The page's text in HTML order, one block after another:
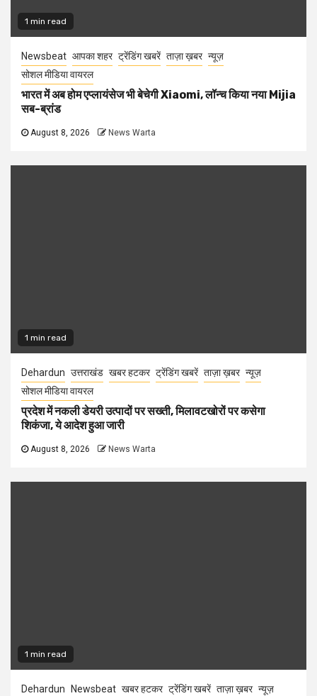
1 min read
Newsbeat आपका शहर ट्रेंडिंग खबरें ताज़ा ख़बर न्यूज़
सोशल मीडिया वायरल
भारत में अब होम एप्लायंसेज भी बेचेगी Xiaomi, लॉन्च किया नया Mijia
सब-ब्रांड
August 8, 2026 News Warta
1 min read
Dehardun उत्तराखंड खबर हटकर ट्रेंडिंग खबरें ताज़ा ख़बर न्यूज़
सोशल मीडिया वायरल
प्रदेश में नकली डेयरी उत्पादों पर सख्ती, मिलावटखोरों पर कसेगा
शिकंजा, ये आदेश हुआ जारी
August 8, 2026 News Warta
1 min read
Dehardun Newsbeat खबर हटकर ट्रेंडिंग खबरें ताज़ा ख़बर न्यूज़